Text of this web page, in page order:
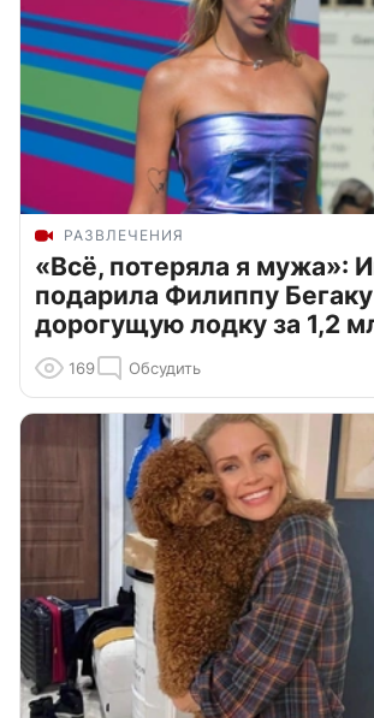
РАЗВЛЕЧЕНИЯ
«Всё, потеряла я мужа»:
подарила Филиппу Бегаку
дорогущую лодку за 1,2
169 Обсудить